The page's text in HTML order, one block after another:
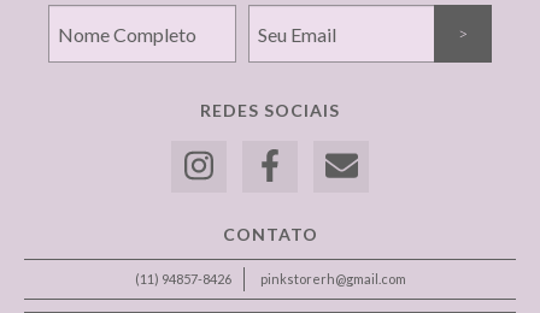
REDES SOCIAIS
CONTATO
(11) 94857-8426 pinkstorerh@gmail.com